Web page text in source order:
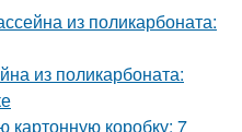
из поликарбоната:
из поликарбоната:
картонную коробку: 7